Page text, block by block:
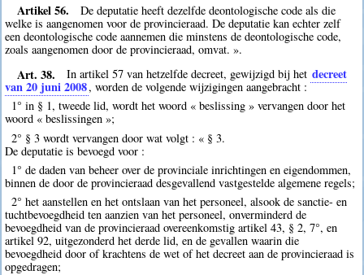
Artikel 56.
De deputatie heeft dezelfde deontologische code als die
welke is aangenomen voor de provincieraad. De deputatie kan echter zelf
een deontologische code aannemen die minstens de deontologische code,
zoals aangenomen door de provincieraad, omvat. ».
Art. 38. In artikel 57 van hetzelfde decreet, gewijzigd bij het decreet
van 20 juni 2008, worden de volgende wijzigingen aangebracht :
1° in § 1, tweede lid, wordt het woord « beslissing » vervangen door het
woord « beslissingen »;
2° § 3 wordt vervangen door wat volgt : « § 3.
De deputatie is bevoegd voor :
1° de daden van beheer over de provinciale inrichtingen en eigendommen,
binnen de door de provincieraad desgevallend vastgestelde algemene regels;
2° het aanstellen en het ontslaan van het personeel, alsook de sanctie- en
tuchtbevoegdheid ten aanzien van het personeel, onverminderd de
bevoegdheid van de provincieraad overeenkomstig artikel 43, § 2, 7°, en
artikel 92, uitgezonderd het derde lid, en de gevallen waarin die
bevoegdheid door of krachtens de wet of het decreet aan de provincieraad is
opgedragen;